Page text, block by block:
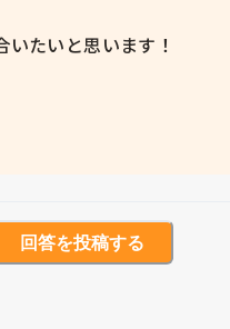
たいと思います！
回答を投稿する